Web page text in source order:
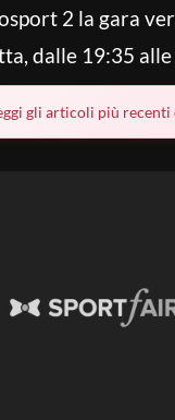
2 la gara
dalle 19:35
gli articoli più recenti